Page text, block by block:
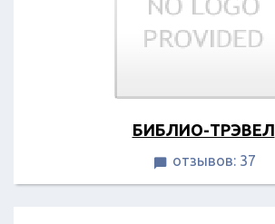
БИБЛИО-ТРЭВЕЛ
 отзывов: 37